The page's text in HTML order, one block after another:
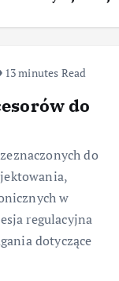
13 minutes Read
do
do
w
regulacyjna
dotyczące